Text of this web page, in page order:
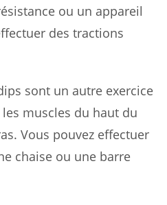
ou un appareil
des tractions
sont un autre exercice
muscles du haut du
Vous pouvez effectuer
chaise ou une barre